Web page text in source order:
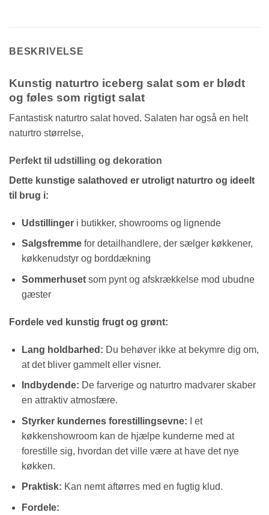
BESKRIVELSE
Kunstig naturtro iceberg salat som er blødt
og føles som rigtigt salat
Fantastisk naturtro salat hoved. Salaten har også en helt
naturtro størrelse,
Perfekt til udstilling og dekoration
Dette kunstige salathoved er utroligt naturtro og ideelt
til brug i:
Udstillingeri butikker, showrooms og lignende
Salgsfremmefor detailhandlere, der sælger køkkener,
køkkenudstyr og borddækning
Sommerhusetsom pynt og afskrækkelse mod ubudne
gæster
Fordele ved kunstig frugt og grønt:
Lang holdbarhed: Du behøver ikke at bekymre dig om,
at det bliver gammelt eller visner.
Indbydende: De farverige og naturtro madvarer skaber
en attraktiv atmosfære.
Styrker kundernes forestillingsevne: I et
køkkenshowroom kan de hjælpe kunderne med at
forestille sig, hvordan det ville være at have det nye
køkken.
Praktisk: Kan nemt aftørres med en fugtig klud.
Fordele: